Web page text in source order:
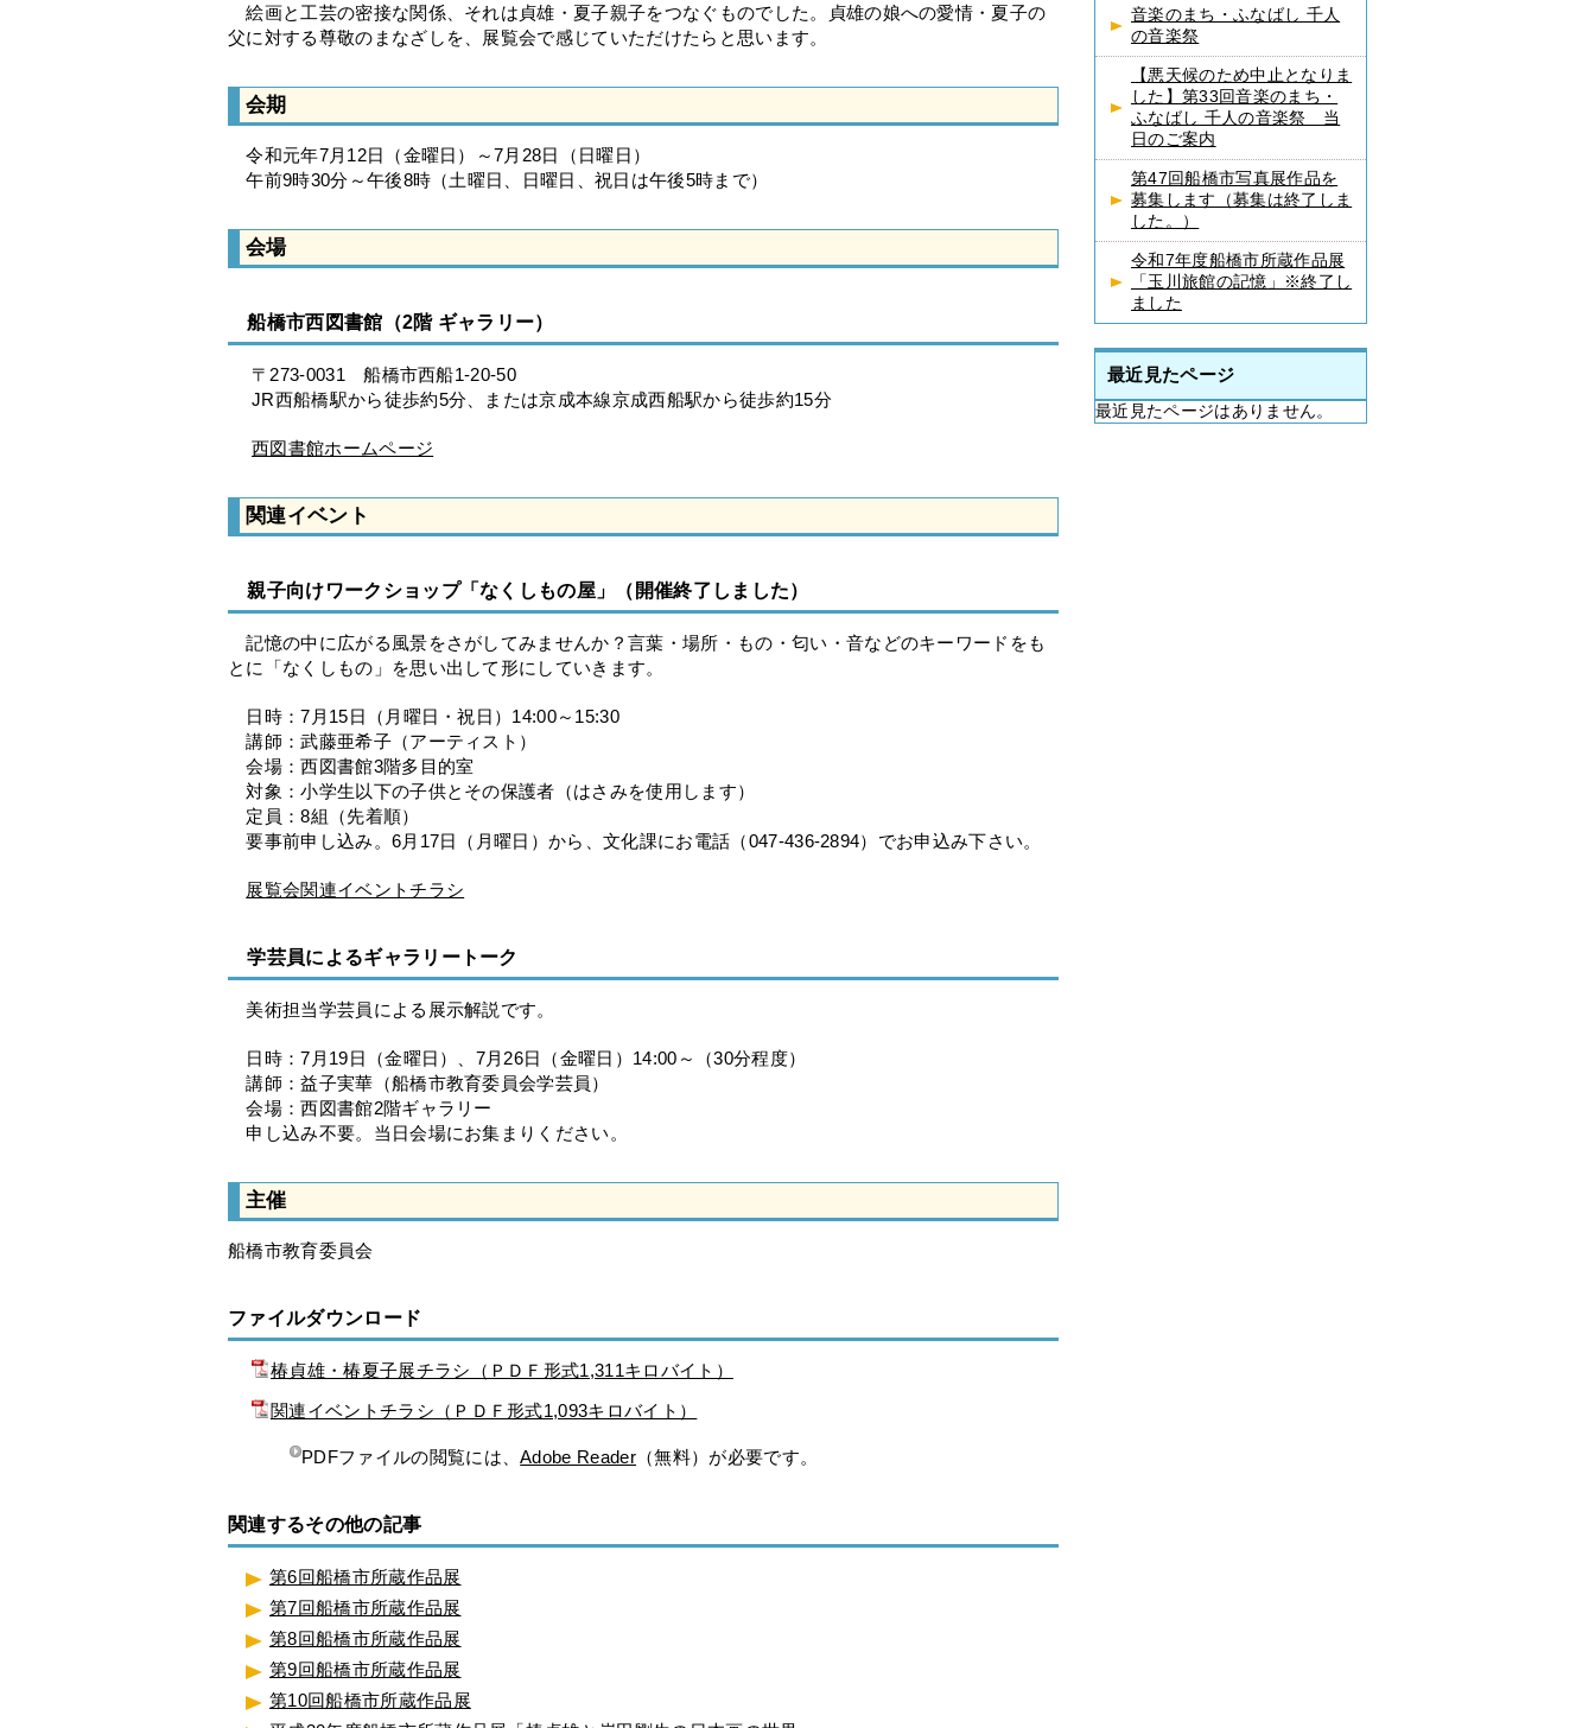
絵画と工芸の密接な関係、それは貞雄・夏子親子をつなぐものでした。貞雄の娘への愛情・夏子の
父に対する尊敬のまなざしを、展覧会で感じていただけたらと思います。
会期
令和元年7月12日（金曜日）～7月28日（日曜日）
午前9時30分～午後8時（土曜日、日曜日、祝日は午後5時まで）
会場
船橋市西図書館（2階 ギャラリー）
〒273-0031 船橋市西船1-20-50
JR西船橋駅から徒歩約5分、または京成本線京成西船駅から徒歩約15分
西図書館ホームページ
関連イベント
親子向けワークショップ「なくしもの屋」（開催終了しました）
記憶の中に広がる風景をさがしてみませんか？言葉・場所・もの・匂い・音などのキーワードをも
とに「なくしもの」を思い出して形にしていきます。
日時：7月15日（月曜日・祝日）14:00～15:30
講師：武藤亜希子（アーティスト）
会場：西図書館3階多目的室
対象：小学生以下の子供とその保護者（はさみを使用します）
定員：8組（先着順）
要事前申し込み。6月17日（月曜日）から、文化課にお電話（047-436-2894）でお申込み下さい。
展覧会関連イベントチラシ
学芸員によるギャラリートーク
美術担当学芸員による展示解説です。
日時：7月19日（金曜日）、7月26日（金曜日）14:00～（30分程度）
講師：益子実華（船橋市教育委員会学芸員）
会場：西図書館2階ギャラリー
申し込み不要。当日会場にお集まりください。
主催
船橋市教育委員会
ファイルダウンロード
椿貞雄・椿夏子展チラシ（ＰＤＦ形式1,311キロバイト）
関連イベントチラシ（ＰＤＦ形式1,093キロバイト）
PDFファイルの閲覧には、Adobe Reader （無料）が必要です。
関連するその他の記事
第6回船橋市所蔵作品展
第7回船橋市所蔵作品展
第8回船橋市所蔵作品展
第9回船橋市所蔵作品展
第10回船橋市所蔵作品展
音楽のまち・ふなばし 千人
の音楽祭
【悪天候のため中止となりま
した】第33回音楽のまち・
ふなばし 千人の音楽祭 当
日のご案内
第47回船橋市写真展作品を
募集します（募集は終了しま
した。）
令和7年度船橋市所蔵作品展
「玉川旅館の記憶」※終了し
ました
最近見たページ
最近見たページはありません。